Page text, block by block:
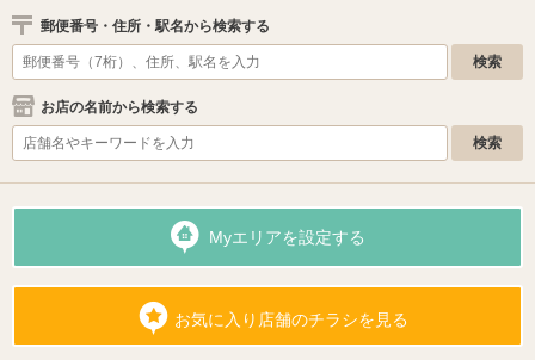
郵便番号・住所・駅名から検索する
お店の名前から検索する
Myエリアを設定する
お気に入り店舗のチラシを見る